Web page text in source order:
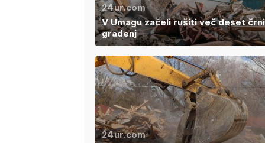
24ur.com
V Umagu začeli rušiti več deset
gradenj
24ur.com